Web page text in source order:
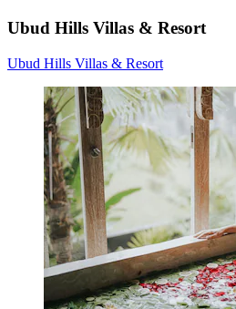
Ubud Hills Villas & Resort
Ubud Hills Villas & Resort